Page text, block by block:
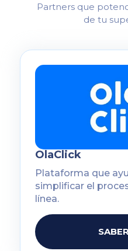
Partners que
de tu
OlaClick
Plataforma que
simplificar el
línea.